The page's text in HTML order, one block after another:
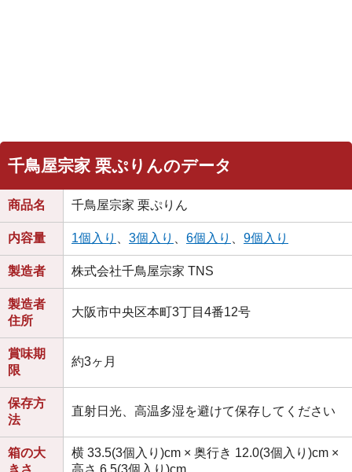
千鳥屋宗家 栗ぷりんのデータ
商品名 千鳥屋宗家 栗ぷりん
内容量 1個入り 3個入り 6個入り 9個入り
製造者 株式会社千鳥屋宗家 TNS
製造者
住所
大阪市中央区本町3丁目4番12号
賞味期
限
約3ヶ月
保存方
法
直射日光、高温多湿を避けて保存してください
箱の大
きさ
横 33.5(3個入り)cm × 奥行き 12.0(3個入り)cm ×
高さ 6.5(3個入り)cm